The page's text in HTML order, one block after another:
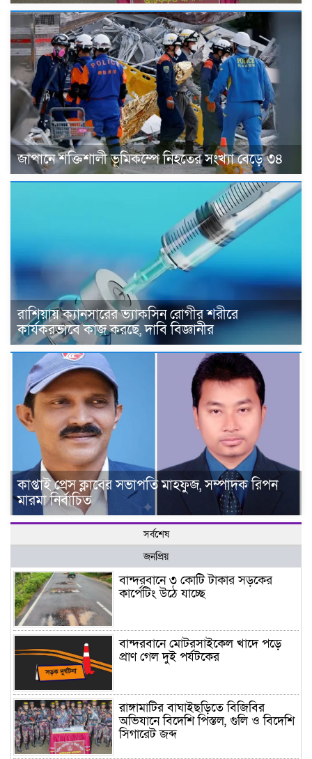
জাপানে শক্তিশালী ভূমিকম্পে নিহতের সংখ্যা বেড়ে ৩৪
রাশিয়ায় ক্যানসারের ভ্যাকসিন রোগীর শরীরে
কার্যকরভাবে কাজ করছে, দাবি বিজ্ঞানীর
কাপ্তাই প্রেস ক্লাবের সভাপতি মাহফুজ, সম্পাদক রিপন
মারমা নির্বাচিত
সর্বশেষ
জনপ্রিয়
বান্দরবানে ৩ কোটি টাকার সড়কের
কার্পেটিং উঠে যাচ্ছে
বান্দরবানে মোটরসাইকেল খাদে পড়ে
প্রাণ গেল দুই পর্যটকের
রাঙ্গামাটির বাঘাইছড়িতে বিজিবির
অভিযানে বিদেশি পিস্তল, গুলি ও বিদেশি
সিগারেট জব্দ